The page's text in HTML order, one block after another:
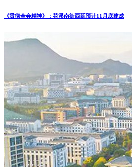
《贯彻全会精神》：苕溪南街西延预计11月底建成